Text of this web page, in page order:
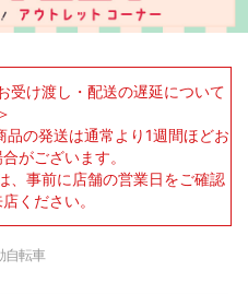
受け渡し・配送の遅延について
＞
の発送は通常より1週間ほどお
がございます。
、事前に店舗の営業日をご確認
ください。
自転車